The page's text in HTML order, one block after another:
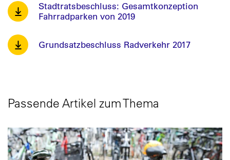
Stadtratsbeschluss: Gesamtkonzeption
Fahrradparken von 2019
Grundsatzbeschluss Radverkehr 2017
Passende Artikel zum Thema